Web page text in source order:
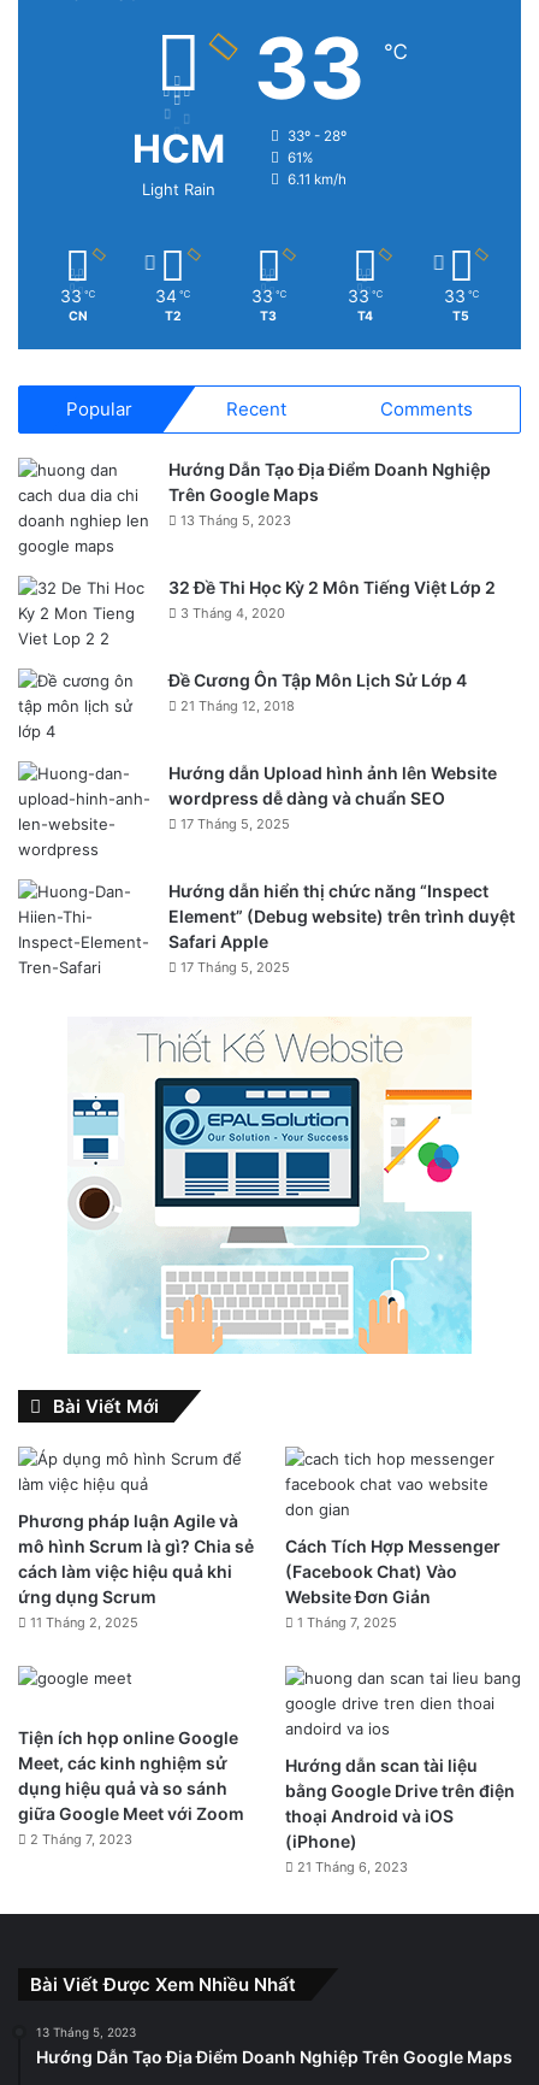
HCM
Light Rain
33 ℃
33º - 28º
61%
6.11 km/h
33 ℃
CN
34 ℃
T2
33 ℃
T3
33 ℃
T4
33 ℃
T5
Popular Recent Comments
Hướng Dẫn Tạo Địa Điểm Doanh Nghiệp
Trên Google Maps
13 Tháng 5, 2023
32 Đề Thi Học Kỳ 2 Môn Tiếng Việt Lớp 2
3 Tháng 4, 2020
Đề Cương Ôn Tập Môn Lịch Sử Lớp 4
21 Tháng 12, 2018
Hướng dẫn Upload hình ảnh lên Website
wordpress dễ dàng và chuẩn SEO
17 Tháng 5, 2025
Hướng dẫn hiển thị chức năng “Inspect
Element” (Debug website) trên trình duyệt
Safari Apple
17 Tháng 5, 2025
Bài Viết Mới
Phương pháp luận Agile và
mô hình Scrum là gì? Chia sẻ
cách làm việc hiệu quả khi
ứng dụng Scrum
11 Tháng 2, 2025
Cách Tích Hợp Messenger
(Facebook Chat) Vào
Website Đơn Giản
1 Tháng 7, 2025
Tiện ích họp online Google
Meet, các kinh nghiệm sử
dụng hiệu quả và so sánh
giữa Google Meet với Zoom
2 Tháng 7, 2023
Hướng dẫn scan tài liệu
bằng Google Drive trên điện
thoại Android và iOS
(iPhone)
21 Tháng 6, 2023
Bài Viết Được Xem Nhiều Nhất
13 Tháng 5, 2023
Hướng Dẫn Tạo Địa Điểm Doanh Nghiệp Trên Google Maps